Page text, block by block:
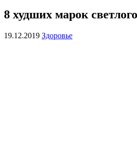
8 худших марок
19.12.2019 Здоровье